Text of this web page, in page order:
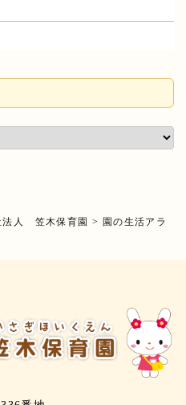
人 笠木保育園 >
園の生活アラ